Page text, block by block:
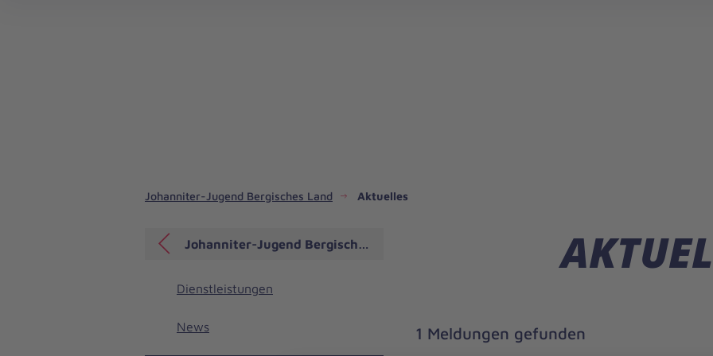
Johanniter-Jugend Bergisches Land Aktuelles
1 Meldungen gefunden
Johanniter-Jugend Bergisches Land
Dienstleistungen
News